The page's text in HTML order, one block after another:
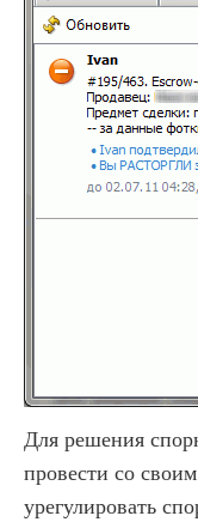
Для решения
провести со
урегулировать